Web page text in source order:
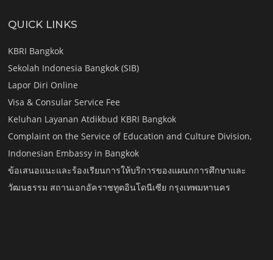
QUICK LINKS
KBRI Bangkok
Sekolah Indonesia Bangkok (SIB)
Lapor Diri Online
Visa & Consular Service Fee
Keluhan Layanan Atdikbud KBRI Bangkok
Complaint on the Service of Education and Culture Division,
Indonesian Embassy in Bangkok
ข้อเสนอแนะและร้องเรียนการให้บริการของแผนกการศึกษาและ
วัฒนธรรม สถานเอกอัคราชทูตอินโดนีเซีย กรุงเทพมหานคร